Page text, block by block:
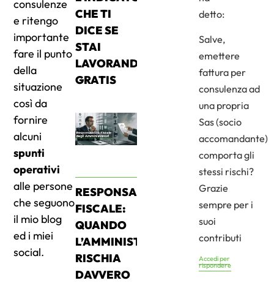
consulenze
e ritengo
importante
fare il punto
della
situazione
così da
fornire
alcuni
spunti
operativi
alle persone
che seguono
il mio blog
ed i miei
social.
CHE TI
DICE SE
STAI
LAVORANDO
GRATIS
RESPONSABILITÀ
FISCALE:
QUANDO
L’AMMINISTRATORE
RISCHIA
DAVVERO
detto:
Salve,
emettere
fattura per
consulenza ad
una propria
Sas (socio
accomandante)
comporta gli
stessi rischi?
Grazie
sempre per i
suoi
contributi
Accedi per
rispondere